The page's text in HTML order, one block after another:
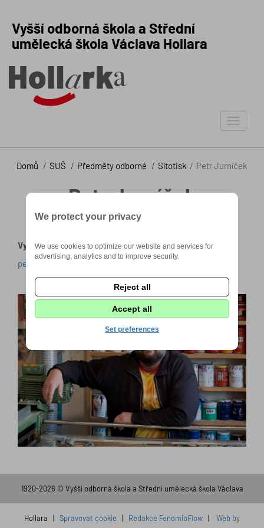
Vyšší odborná škola a Střední
umělecká škola Václava Hollara
Toggle
Domů SUŠ Předměty odborné Sítotisk Petr Jurníček
Petr Jurníček
Vyučující předmětů sítotisk a litografie
petr.jurnicek@hollarka.cz
1920-2026 © Vyšší odborná škola a Střední umělecká škola Václava
Hollara | Spravovat cookie | Redakce FenomioFlow | Web by
We protect your privacy
We use cookies to optimize our website and services for
advertising, analytics and to improve security.
Reject all
Accept all
Set preferences